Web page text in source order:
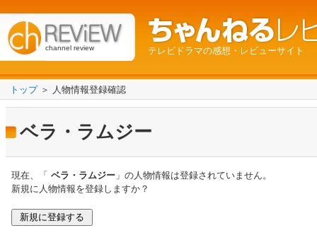
channel review テレビドラマの感想・レビューサイト
トップ＞ 人物情報登録確認
ベラ・ラムジー
現在、「 ベラ・ラムジー 」の人物情報は登録されていません。
新規に人物情報を登録しますか？